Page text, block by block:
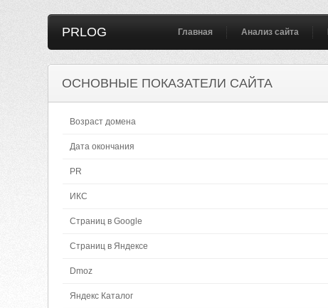
PRLOG Главная Анализ сайта
ОСНОВНЫЕ ПОКАЗАТЕЛИ САЙТА
Возраст домена
Дата окончания
PR
ИКС
Страниц в Google
Страниц в Яндексе
Dmoz
Яндекс Каталог